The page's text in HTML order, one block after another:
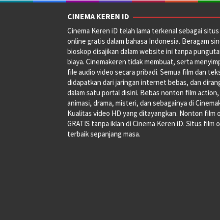
CINEMA KEREN ID
Cinema Keren iD telah lama terkenal sebagai
online gratis dalam bahasa Indonesia. Beragam
bioskop disajikan dalam website ini tanpa
biaya. Cinemakeren tidak membuat, serta
file audio video secara pribadi. Semua film dan
didapatkan dari jaringan internet bebas, dan
dalam satu portal disini. Bebas nonton film action,
animasi, drama, misteri, dan sebagainya di
Kualitas video HD yang ditayangkan. Nonton film
GRATIS tanpa iklan di Cinema Keren iD. Situs film
terbaik sepanjang masa.